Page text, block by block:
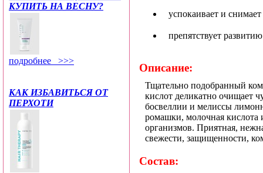
КУПИТЬ НА ВЕСНУ?
подробнее >>>
КАК ИЗБАВИТЬСЯ ОТ
ПЕРХОТИ
успокаивает и
препятствует
Описание:
Тщательно подобранный
кислот деликатно очищает
босвеллии и мелиссы
ромашки, молочная кислота
организмов. Приятная,
свежести, защищенности,
Состав: